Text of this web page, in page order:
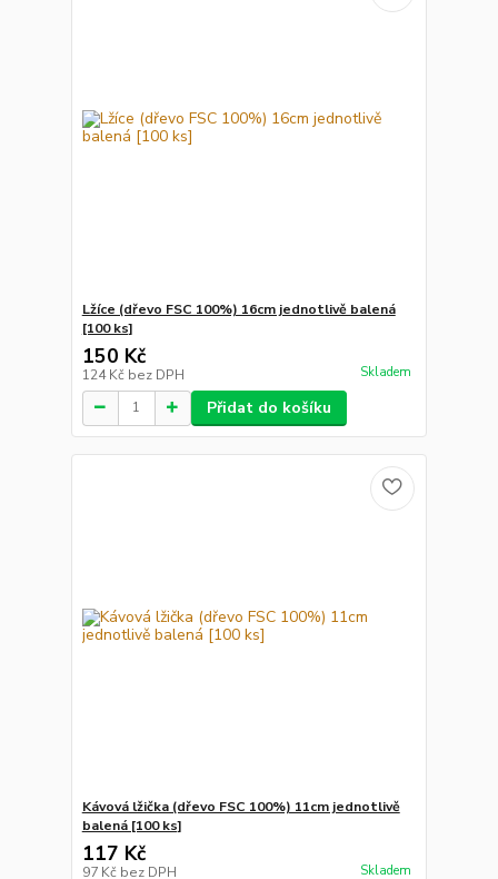
Lžíce (dřevo FSC 100%) 16cm jednotlivě balená
[100 ks]
150 Kč
124 Kč bez DPH Skladem
Přidat do košíku
Kávová lžička (dřevo FSC 100%) 11cm jednotlivě
balená [100 ks]
117 Kč
97 Kč bez DPH Skladem